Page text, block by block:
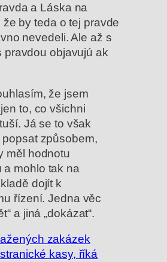
a Láska na
by teda o tej pravde
nevedeli. Ale až s
pravdou objavujú ak
že jsem
to, co všichni
Já se to však
popsat způsobem,
měl hodnotu
a mohlo tak na
dojít k
řízení. Jedna věc
a jiná „dokázat“.
zakázek
kasy, říká